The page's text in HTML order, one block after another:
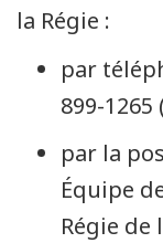
la Régie :
par
899-
par la
Équipe
Régie de